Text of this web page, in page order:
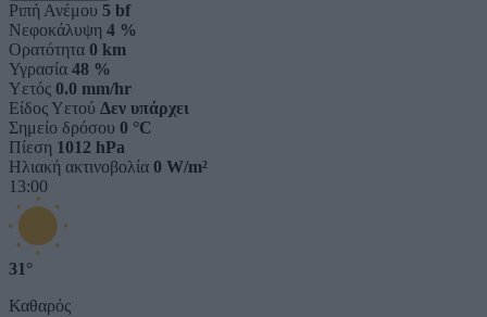
Ριπή Ανέμου 5 bf
Νεφοκάλυψη 4 %
Ορατότητα 0 km
Υγρασία 48 %
Υετός 0.0 mm/hr
Είδος Υετού Δεν υπάρχει
Σημείο δρόσου 0 °C
Πίεση 1012 hPa
Ηλιακή ακτινοβολία 0 W/m²
13:00
31°
Καθαρός